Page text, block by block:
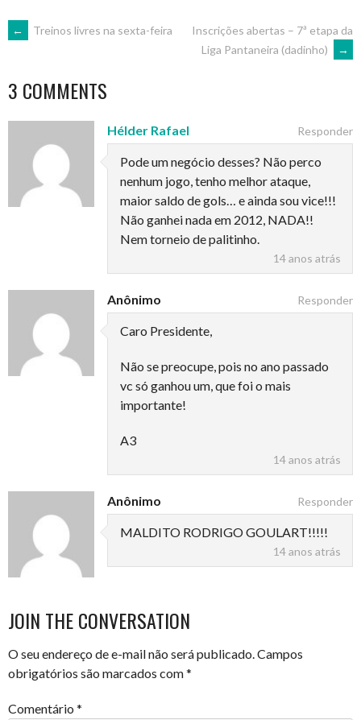
POST
NAVIGATION
← Treinos livres na sexta-feira
Inscrições abertas – 7ª etapa da
Liga Pantaneira (dadinho)
→
3 COMMENTS
Hélder Rafael
14 anos atrás
Pode um negócio desses? Não perco
nenhum jogo, tenho melhor ataque,
maior saldo de gols… e ainda sou vice!!!
Não ganhei nada em 2012, NADA!!
Nem torneio de palitinho.
Responder
Anônimo
14 anos atrás
Caro Presidente,
Não se preocupe, pois no ano passado
vc só ganhou um, que foi o mais
importante!
A3
Responder
Anônimo
14 anos atrás
MALDITO RODRIGO GOULART!!!!!
Responder
JOIN THE CONVERSATION
O seu endereço de e-mail não será publicado. Campos
obrigatórios são marcados com*
Comentário *